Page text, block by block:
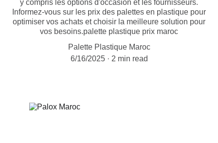
y compris les options d'occasion et les fournisseurs.
Informez-vous sur les prix des palettes en plastique pour
optimiser vos achats et choisir la meilleure solution pour
vos besoins.palette plastique prix maroc
Palette Plastique Maroc
6/16/2025
2 min read